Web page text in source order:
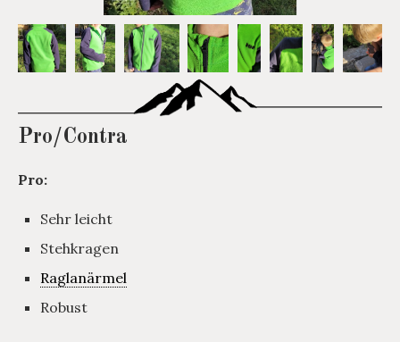
Pro/Contra
Pro:
Sehr leicht
Stehkragen
Raglanärmel
Robust